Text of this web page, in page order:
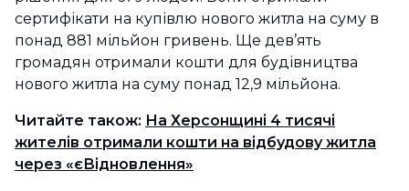
сертифікати на купівлю нового житла на суму в
понад 881 мільйон гривень. Ще дев’ять
громадян отримали кошти для будівництва
нового житла на суму понад 12,9 мільйона.
Читайте також: На Херсонщині 4 тисячі
жителів отримали кошти на відбудову житла
через «єВідновлення»